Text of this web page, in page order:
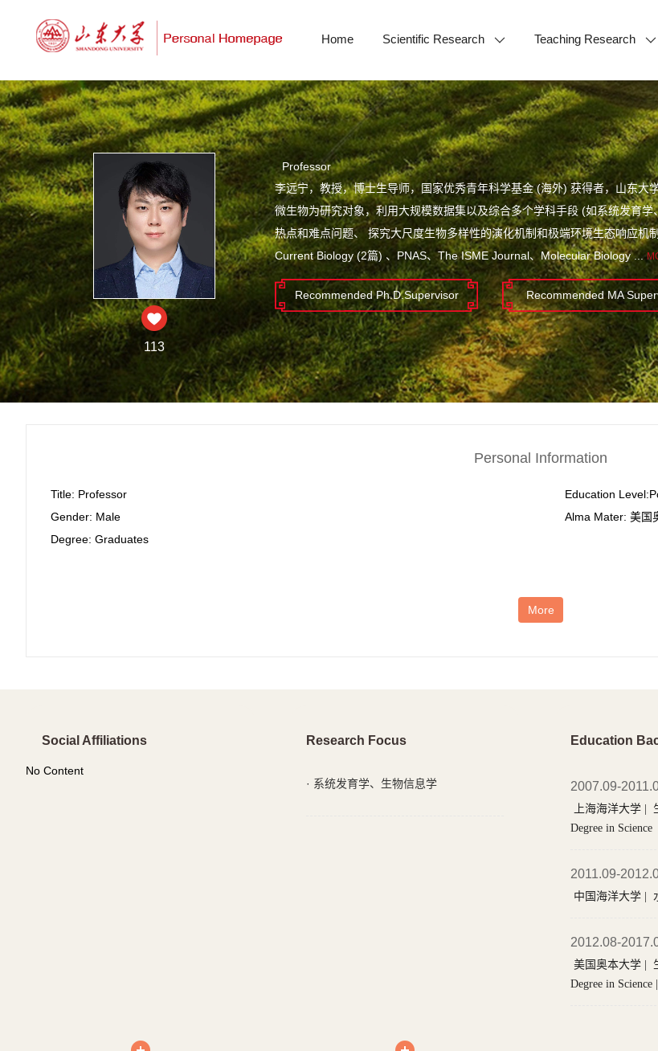
Home Scientific Research Teaching Research
113
Professor
李远宁，教授，博士生导师，国家优秀青年科学基金 (海外) 获得者，山东
微生物为研究对象，利用大规模数据集以及综合多个学科手段 (如系统发育
热点和难点问题、 探究大尺度生物多样性的演化机制和极端环境生态响应
Current Biology (2篇) 、PNAS、The ISME Journal、Molecular Biology ...
Recommended Ph.D.Supervisor Recommended MA
Personal Information
Title: Professor
Gender: Male
Degree: Graduates
Education
Alma Mater: 美国
More
Social Affiliations
No Content
Research Focus
· 系统发育学、生物信息学
Education
2007.09-
上海海洋大学 | 生物科
Degree in Science
2011.09-
中国海洋大学 |
2012.08-
美国奥本大学 | 生物科
Degree in Science